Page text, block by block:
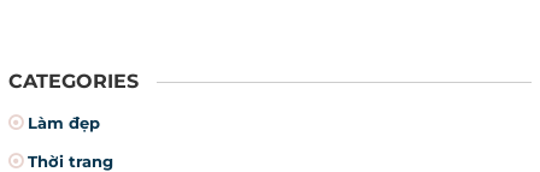
CATEGORIES
Làm đẹp
Thời trang